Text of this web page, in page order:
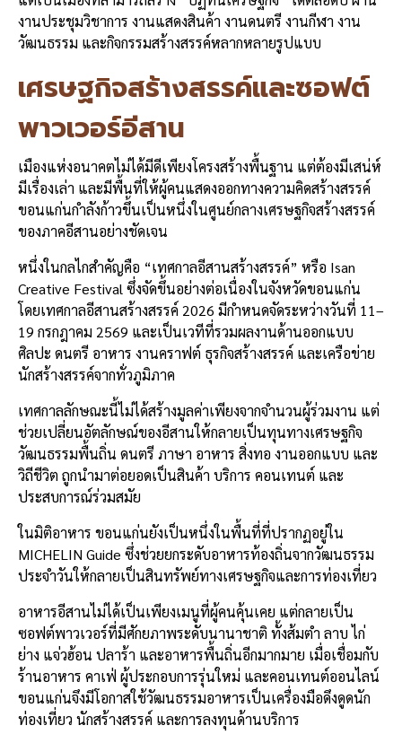
งานประชุมวิชาการ งานแสดงสินค้า งานดนตรี งานกีฬา งาน
วัฒนธรรม และกิจกรรมสร้างสรรค์หลากหลายรูปแบบ
เศรษฐกิจสร้างสรรค์และซอฟต์
พาวเวอร์อีสาน
เมืองแห่งอนาคตไม่ได้มีดีเพียงโครงสร้างพื้นฐาน แต่ต้องมีเสน่ห์
มีเรื่องเล่า และมีพื้นที่ให้ผู้คนแสดงออกทางความคิดสร้างสรรค์
ขอนแก่นกำลังก้าวขึ้นเป็นหนึ่งในศูนย์กลางเศรษฐกิจสร้างสรรค์
ของภาคอีสานอย่างชัดเจน
หนึ่งในกลไกสำคัญคือ “เทศกาลอีสานสร้างสรรค์” หรือ Isan
Creative Festival ซึ่งจัดขึ้นอย่างต่อเนื่องในจังหวัดขอนแก่น
โดยเทศกาลอีสานสร้างสรรค์ 2026 มีกำหนดจัดระหว่างวันที่ 11–
19 กรกฎาคม 2569 และเป็นเวทีที่รวมผลงานด้านออกแบบ
ศิลปะ ดนตรี อาหาร งานคราฟต์ ธุรกิจสร้างสรรค์ และเครือข่าย
นักสร้างสรรค์จากทั่วภูมิภาค
เทศกาลลักษณะนี้ไม่ได้สร้างมูลค่าเพียงจากจำนวนผู้ร่วมงาน แต่
ช่วยเปลี่ยนอัตลักษณ์ของอีสานให้กลายเป็นทุนทางเศรษฐกิจ
วัฒนธรรมพื้นถิ่น ดนตรี ภาษา อาหาร สิ่งทอ งานออกแบบ และ
วิถีชีวิต ถูกนำมาต่อยอดเป็นสินค้า บริการ คอนเทนต์ และ
ประสบการณ์ร่วมสมัย
ในมิติอาหาร ขอนแก่นยังเป็นหนึ่งในพื้นที่ที่ปรากฏอยู่ใน
MICHELIN Guide ซึ่งช่วยยกระดับอาหารท้องถิ่นจากวัฒนธรรม
ประจำวันให้กลายเป็นสินทรัพย์ทางเศรษฐกิจและการท่องเที่ยว
อาหารอีสานไม่ได้เป็นเพียงเมนูที่ผู้คนคุ้นเคย แต่กลายเป็น
ซอฟต์พาวเวอร์ที่มีศักยภาพระดับนานาชาติ ทั้งส้มตำ ลาบ ไก่
ย่าง แจ่วฮ้อน ปลาร้า และอาหารพื้นถิ่นอีกมากมาย เมื่อเชื่อมกับ
ร้านอาหาร คาเฟ่ ผู้ประกอบการรุ่นใหม่ และคอนเทนต์ออนไลน์
ขอนแก่นจึงมีโอกาสใช้วัฒนธรรมอาหารเป็นเครื่องมือดึงดูดนัก
ท่องเที่ยว นักสร้างสรรค์ และการลงทุนด้านบริการ